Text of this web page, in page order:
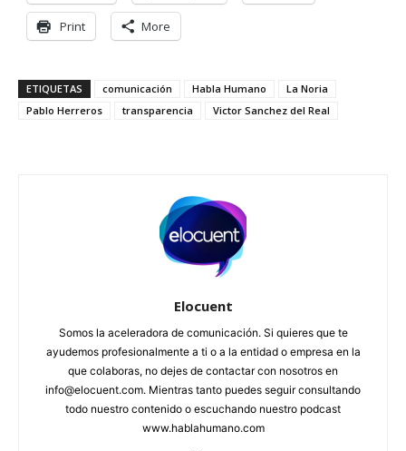
Print More
ETIQUETAS comunicación Habla Humano
La Noria
Pablo Herreros
transparencia Victor Sanchez del Real
Elocuent
Somos la aceleradora de comunicación. Si quieres que te
ayudemos profesionalmente a ti o a la entidad o empresa en la
que colaboras, no dejes de contactar con nosotros en
info@elocuent.com. Mientras tanto puedes seguir consultando
todo nuestro contenido o escuchando nuestro podcast
www.hablahumano.com